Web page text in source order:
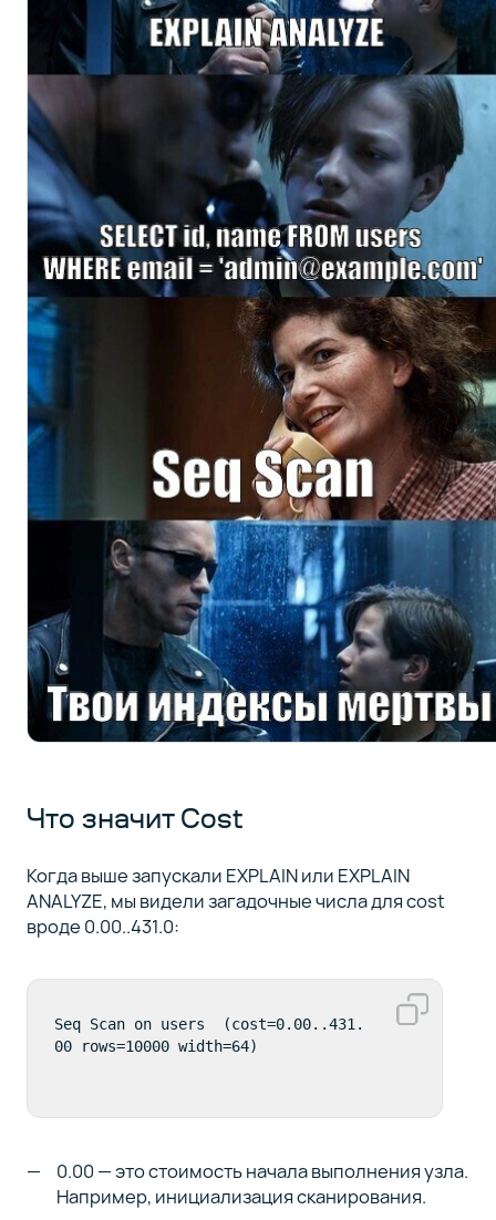
Что значит Cost
Когда выше запускали EXPLAIN или EXPLAIN
ANALYZE, мы видели загадочные числа для cost
вроде 0.00..431.0:
Seq Scan on users  (cost=0.00..431.
00 rows=10000 width=64)
0.00 — это стоимость начала выполнения узла.
Например, инициализация сканирования.